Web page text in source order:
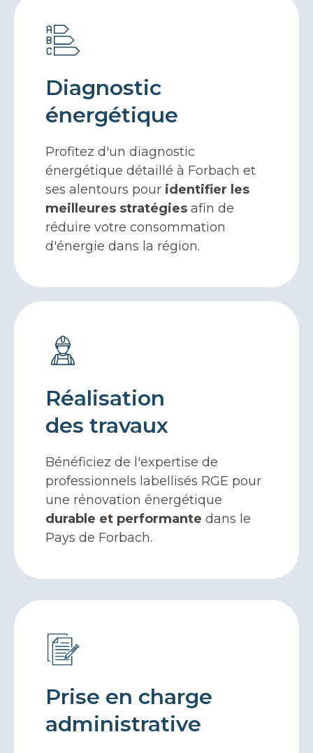
Diagnostic
énergétique
Profitez d'un diagnostic
énergétique détaillé à Forbach et
ses alentours pour identifier les
meilleures stratégies afin de
réduire votre consommation
d'énergie dans la région.
Réalisation
des travaux
Bénéficiez de l'expertise de
professionnels labellisés RGE pour
une rénovation énergétique
durable et performante dans le
Pays de Forbach.
Prise en charge
administrative